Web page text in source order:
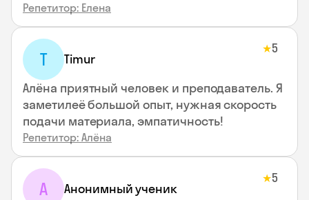
Репетитор: Елена
T Timur
★5
Алёна приятный человек и преподаватель. Я
заметилеё большой опыт, нужная скорость
подачи материала, эмпатичность!
Репетитор: Алёна
А Анонимный ученик
★5